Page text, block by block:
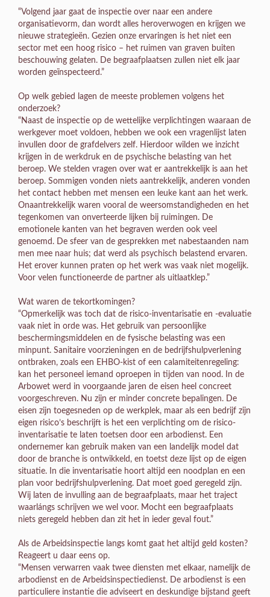
“Volgend jaar gaat de inspectie over naar een andere
organisatievorm, dan wordt alles heroverwogen en krijgen we
nieuwe strategieën. Gezien onze ervaringen is het niet een
sector met een hoog risico – het ruimen van graven buiten
beschouwing gelaten. De begraafplaatsen zullen niet elk jaar
worden geïnspecteerd.”
Op welk gebied lagen de meeste problemen volgens het
onderzoek?
“Naast de inspectie op de wettelijke verplichtingen waaraan de
werkgever moet voldoen, hebben we ook een vragenlijst laten
invullen door de grafdelvers zelf. Hierdoor wilden we inzicht
krijgen in de werkdruk en de psychische belasting van het
beroep. We stelden vragen over wat er aantrekkelijk is aan het
beroep. Sommigen vonden niets aantrekkelijk, anderen vonden
het contact hebben met mensen een leuke kant aan het werk.
Onaantrekkelijk waren vooral de weersomstandigheden en het
tegenkomen van onverteerde lijken bij ruimingen. De
emotionele kanten van het begraven werden ook veel
genoemd. De sfeer van de gesprekken met nabestaanden nam
men mee naar huis; dat werd als psychisch belastend ervaren.
Het erover kunnen praten op het werk was vaak niet mogelijk.
Voor velen functioneerde de partner als uitlaatklep.”
Wat waren de tekortkomingen?
“Opmerkelijk was toch dat de risico-inventarisatie en -evaluatie
vaak niet in orde was. Het gebruik van persoonlijke
beschermingsmiddelen en de fysische belasting was een
minpunt. Sanitaire voorzieningen en de bedrijfshulpverlening
ontbraken, zoals een EHBO-kist of een calamiteitenregeling:
kan het personeel iemand oproepen in tijden van nood. In de
Arbowet werd in voorgaande jaren de eisen heel concreet
voorgeschreven. Nu zijn er minder concrete bepalingen. De
eisen zijn toegesneden op de werkplek, maar als een bedrijf zijn
eigen risico’s beschrijft is het een verplichting om de risico-
inventarisatie te laten toetsen door een arbodienst. Een
ondernemer kan gebruik maken van een landelijk model dat
door de branche is ontwikkeld, en toetst deze lijst op de eigen
situatie. In die inventarisatie hoort altijd een noodplan en een
plan voor bedrijfshulpverlening. Dat moet goed geregeld zijn.
Wij laten de invulling aan de begraafplaats, maar het traject
waarlángs schrijven we wel voor. Mocht een begraafplaats
niets geregeld hebben dan zit het in ieder geval fout.”
Als de Arbeidsinspectie langs komt gaat het altijd geld kosten?
Reageert u daar eens op.
“Mensen verwarren vaak twee diensten met elkaar, namelijk de
arbodienst en de Arbeidsinspectiedienst. De arbodienst is een
particuliere instantie die adviseert en deskundige bijstand geeft